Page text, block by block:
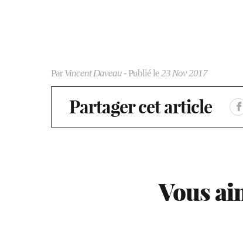
ParVincent Daveau- Publié le23 Nov 2017
Partager cet article
Vous